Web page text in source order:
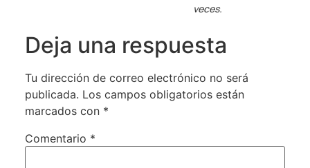
veces.
Deja una respuesta
Tu dirección de correo electrónico no será
publicada. Los campos obligatorios están
marcados con *
Comentario *